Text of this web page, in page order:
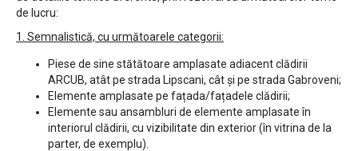
de lucru:
1. Semnalistică, cu următoarele categorii:
Piese de sine stătătoare amplasate adiacent clădirii
ARCUB, atât pe strada Lipscani, cât și pe strada Gabroveni;
Elemente amplasate pe fațada/fațadele clădirii;
Elemente sau ansambluri de elemente amplasate în
interiorul clădirii, cu vizibilitate din exterior (în vitrina de la
parter, de exemplu).